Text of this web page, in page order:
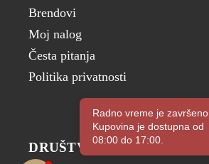
Brendovi
Moj nalog
Česta pitanja
Politika privatnosti
DRUŠTVENE MREŽE
Radno vreme je završeno.
Kupovina je dostupna od
08:00 do 17:00.